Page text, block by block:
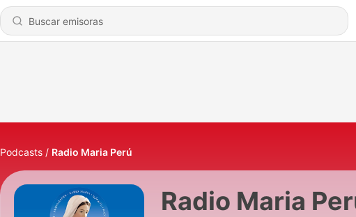
Podcasts Radio Maria Perú
Radio Maria